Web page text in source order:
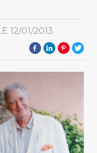
12/01/2013